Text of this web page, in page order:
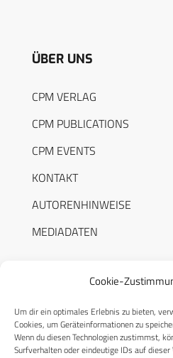
Cookie-
Um dir ein optimales Erlebnis zu bieten,
Cookies, um Geräteinformationen zu
Wenn du diesen Technologien zustimmst,
Surfverhalten oder eindeutige IDs auf
ÜBER UNS
CPM VERLAG
CPM PUBLICATIONS
CPM EVENTS
KONTAKT
AUTORENHINWEISE
MEDIADATEN
RECHTLICHES